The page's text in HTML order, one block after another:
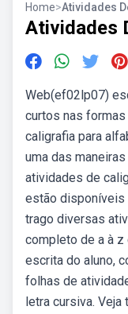
Home>Atividades
Atividades
Web(ef02lp07)
curtos nas
caligrafia para
uma das
atividades de
estão disponíveis
trago diversas
completo de a à z
escrita do aluno,
folhas de
letra cursiva.